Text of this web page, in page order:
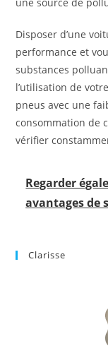
Disposer d’une
performance et
substances
l’utilisation de
pneus avec une
consommation de
vérifier
Regarder
avantages de
Clarisse